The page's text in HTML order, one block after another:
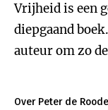
Vrijheid is een
diepgaand
auteur om zo
Over Peter de Roode